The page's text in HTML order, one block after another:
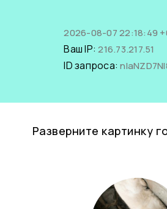
2026-08-07 22:18:49
Ваш IP:216.73.217.51
ID запроса:
Разверните картинку